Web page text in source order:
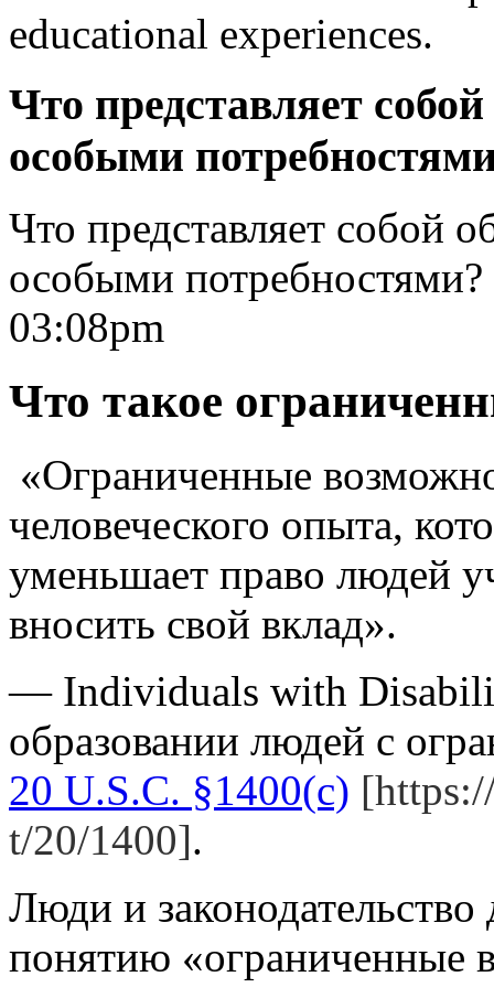
educational experiences.
Что представляет
особыми
Что представляет собой
особыми потребностями?
03:08pm
Что такое
«Ограниченные
человеческого опыта,
уменьшает право людей
вносить свой вклад».
— Individuals with
образовании людей с
20 U.S.C. §1400(c)
t/20/1400].
Люди и
понятию «ограниченные